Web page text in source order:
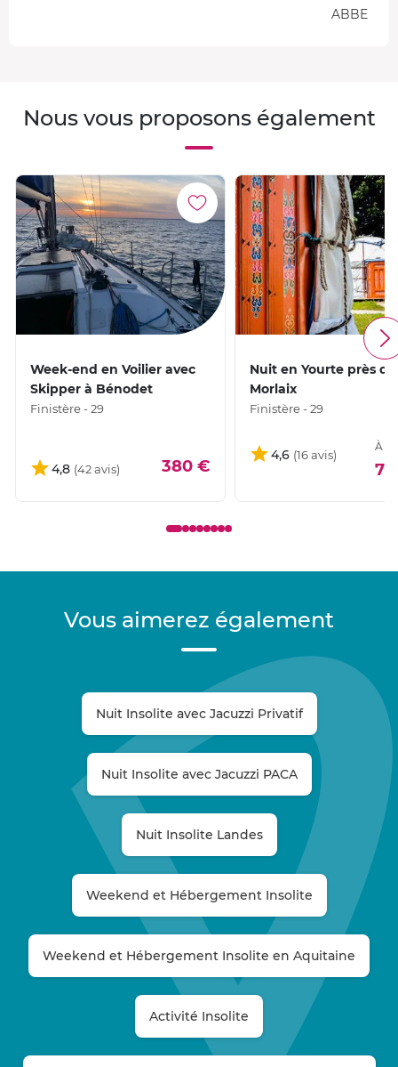
ABBE
Nous vous proposons également
Week-end en Voilier avec
Skipper à Bénodet
Finistère - 29
4,8 380 €
Nuit en Yourte près de
Morlaix
Finistère - 29
4,6
À
Vous aimerez également
Nuit Insolite avec Jacuzzi Privatif
Nuit Insolite avec Jacuzzi PACA
Nuit Insolite Landes
Weekend et Hébergement Insolite
Weekend et Hébergement Insolite en Aquitaine
Activité Insolite